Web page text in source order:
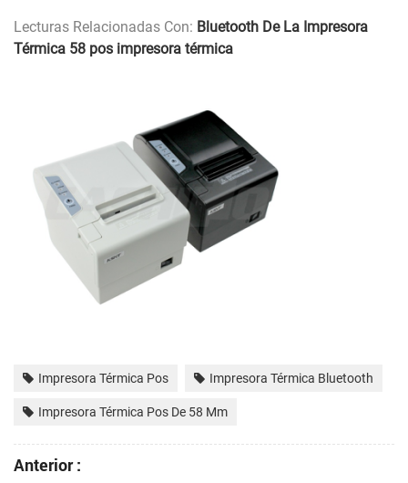
Lecturas Relacionadas Con: Bluetooth De La Impresora
Térmica 58 pos impresora térmica
Impresora Térmica Pos Impresora Térmica Bluetooth
Impresora Térmica Pos De 58 Mm
Anterior :